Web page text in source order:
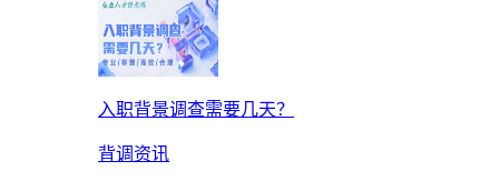
入职背景调查需要几天？
背调资讯